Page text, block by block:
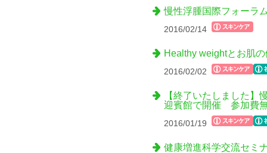
慢性浮腫国際フォーラ
2016/02/14
Healthy weightとお肌
2016/02/02
【終了いたしました
迎賓館で開催 参加費
2016/01/19
健康増進科学交流セミ